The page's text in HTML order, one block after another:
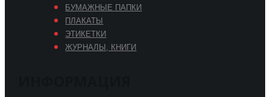
БУМАЖНЫЕ ПАПКИ
ПЛАКАТЫ
ЭТИКЕТКИ
ЖУРНАЛЫ, КНИГИ